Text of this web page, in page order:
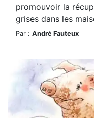
promouvoir la
grises dans les
Par : André Fauteux